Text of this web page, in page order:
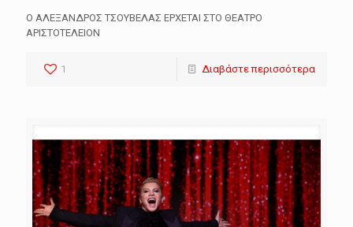
Ο ΑΛΕΞΑΝΔΡΟΣ ΤΣΟΥΒΕΛΑΣ ΕΡΧΕΤΑΙ ΣΤΟ ΘΕΑΤΡΟ
ΑΡΙΣΤΟΤΕΛΕΙΟΝ
1 Διαβάστε περισσότερα